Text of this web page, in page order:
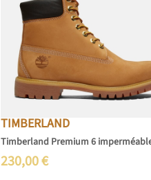
TIMBERLAND
Timberland Premium 6
230,00€